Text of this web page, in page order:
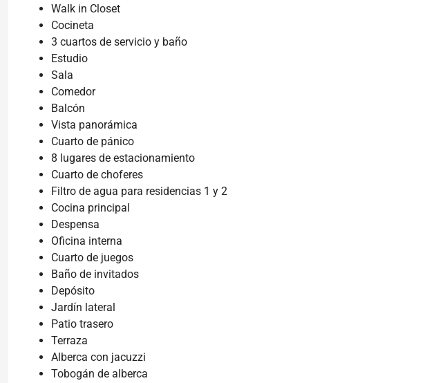
Walk in Closet
Cocineta
3 cuartos de servicio y baño
Estudio
Sala
Comedor
Balcón
Vista panorámica
Cuarto de pánico
8 lugares de estacionamiento
Cuarto de choferes
Filtro de agua para residencias 1 y 2
Cocina principal
Despensa
Oficina interna
Cuarto de juegos
Baño de invitados
Depósito
Jardín lateral
Patio trasero
Terraza
Alberca con jacuzzi
Tobogán de alberca